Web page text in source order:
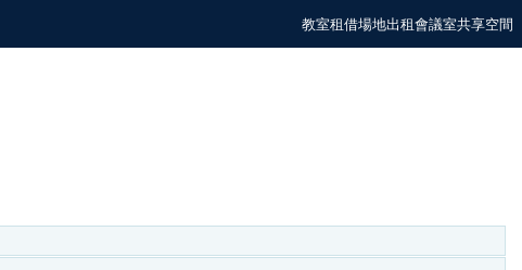
教室租借場地出租會議室共享空間